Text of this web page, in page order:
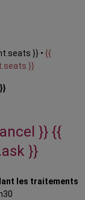
}} • {{
}}
}} {{
}}
les traitements